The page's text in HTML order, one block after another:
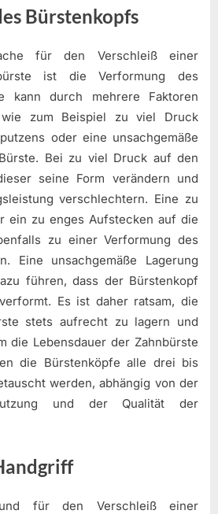
Bürstenkopfs
für den Verschleiß einer
ist die Verformung des
kann durch mehrere Faktoren
wie zum Beispiel zu viel Druck
oder eine unsachgemäße
Bei zu viel Druck auf den
seine Form verändern und
verschlechtern. Eine zu
ein zu enges Aufstecken auf die
zu einer Verformung des
Eine unsachgemäße Lagerung
führen, dass der Bürstenkopf
Es ist daher ratsam, die
stets aufrecht zu lagern und
die Lebensdauer der Zahnbürste
die Bürstenköpfe alle drei bis
werden, abhängig von der
und der Qualität der
für den Verschleiß einer